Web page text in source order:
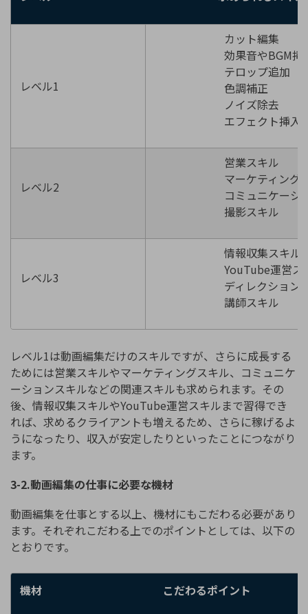
レベル1
カット編集
効果音やBGM挿
テロップ追加
色調補正
ノイズ除去
エフェクト挿入
レベル2
営業スキル
マーケティングス
コミュニケーショ
撮影スキル
レベル3
情報収集スキル
YouTube運営ス
ディレクションス
講師スキル
レベル1は動画編集だけのスキルですが、さらに成長する
ためには営業スキルやマーケティングスキル、コミュニケ
ーションスキルなどの関連スキルも求められます。その
後、情報収集スキルやYouTube運営スキルまで習得でき
れば、求めるクライアントも増えるため、さらに稼げるよ
うになったり、収入が安定したりといったことにつながり
ます。
3-2.動画編集の仕事に必要な機材
動画編集を仕事とする以上、機材にもこだわる必要があり
ます。それぞれこだわる上でのポイントとしては、以下の
とおりです。
機材 こだわるポイント